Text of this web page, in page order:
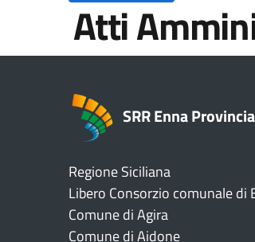
Atti
SRR Enna
Regione Siciliana
Libero Consorzio comunale di
Comune di Agira
Comune di Aidone